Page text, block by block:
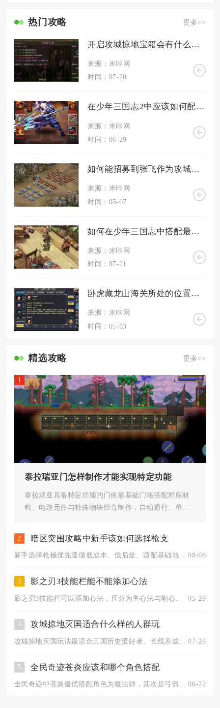
热门攻略 更多>>
开启攻城掠地宝箱会有什么收获
来源：米咔网
时间：07-20
在少年三国志2中应该如何配置吴国援军的阵容
来源：米咔网
时间：06-29
如何能招募到张飞作为攻城掠地的神将
来源：米咔网
时间：05-07
如何在少年三国志中搭配最强阵容
来源：米咔网
时间：07-21
卧虎藏龙山海关所处的位置如何
来源：米咔网
时间：05-03
精选攻略 更多>>
1
泰拉瑞亚门怎样制作才能实现特定功能
泰拉瑞亚具备特定功能的门依靠基础门坯搭配对应材
料、电路元件与特殊物块组合制作，自动通行、单向
2 暗区突围攻略中新手该如何选择枪支
新手选择枪械优先遵循低成本、低后坐、适配基础地图的核心标准，... 08-08
3 影之刃3技能栏能不能添加心法
05-29
4 攻城掠地灭国适合什么样的人群玩
07-26
5 全民奇迹苍炎应该和哪个角色搭配
06-22